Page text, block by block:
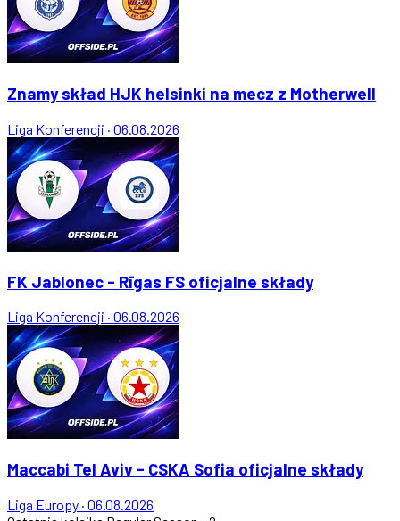
Znamy skład HJK helsinki na mecz z Motherwell
Liga Konferencji · 06.08.2026
FK Jablonec - Rīgas FS oficjalne składy
Liga Konferencji · 06.08.2026
Maccabi Tel Aviv - CSKA Sofia oficjalne składy
Liga Europy · 06.08.2026